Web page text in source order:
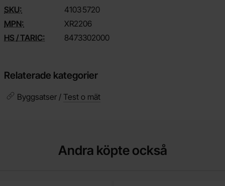
SKU: 41035720
MPN:
XR2206
HS / TARIC:
8473302000
Relaterade kategorier
Byggsatser / Test o mät
Andra köpte också